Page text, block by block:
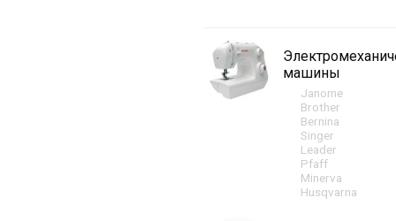
машины
Janome
Brother
Bernina
Singer
Leader
Pfaff
Minerva
Husqvarna